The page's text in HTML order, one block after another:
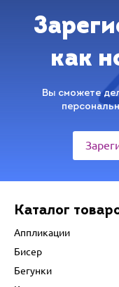
как
Вы сможете
Каталог
Аппликации
Бисер
Бегунки